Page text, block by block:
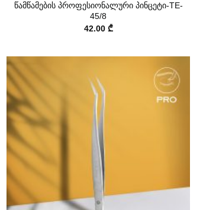
წამწამების პროფესიონალური პინცეტი-TE-
45/8
42.00 ₾